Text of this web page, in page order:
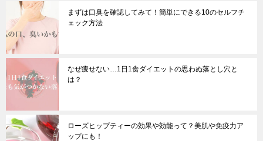
まずは口臭を確認してみて！簡単にできる10のセルフチ
ェック方法
なぜ痩せない…1日1食ダイエットの思わぬ落とし穴と
は？
ローズヒップティーの効果や効能って？美肌や免疫力ア
ップにも！